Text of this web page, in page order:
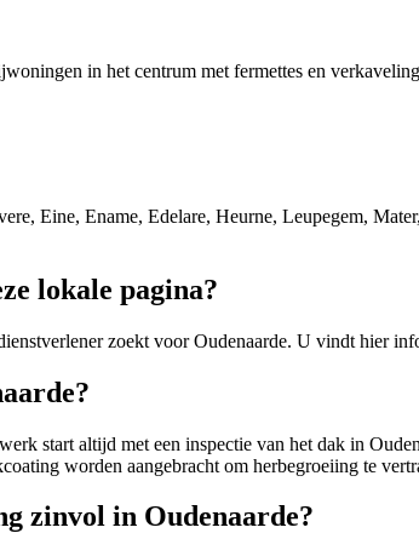
in het centrum met fermettes en
Eine, Ename, Edelare, Heurne, Leupegem,
lokale pagina?
zoekt voorOudenaarde. U vindt hier
start altijd met een inspectie van het dak in
worden aangebracht om herbegroeiing te
zinvol in Oudenaarde?